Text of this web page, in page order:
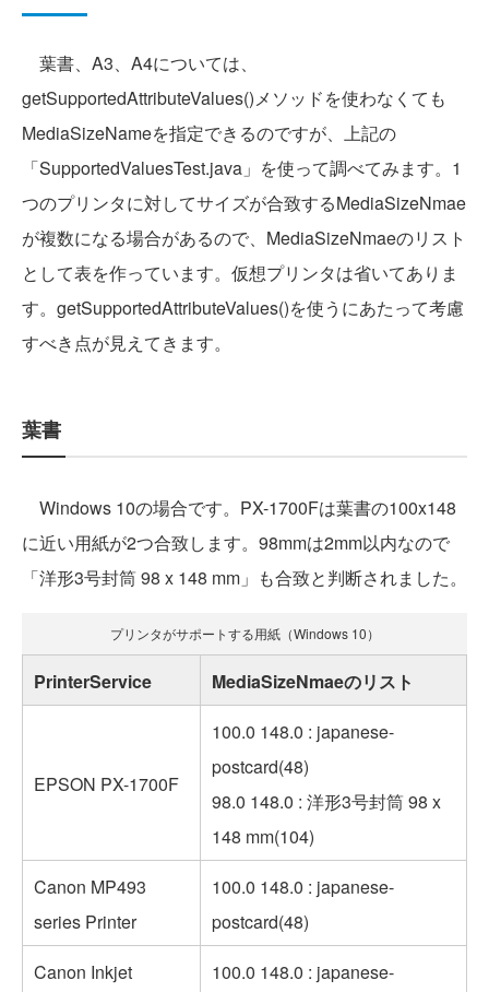
葉書、A3、A4については、
getSupportedAttributeValues()メソッドを使わなくても
MediaSizeNameを指定できるのですが、上記の
「SupportedValuesTest.java」を使って調べてみます。1
つのプリンタに対してサイズが合致するMediaSizeNmae
が複数になる場合があるので、MediaSizeNmaeのリスト
として表を作っています。仮想プリンタは省いてありま
す。getSupportedAttributeValues()を使うにあたって考慮
すべき点が見えてきます。
葉書
Windows 10の場合です。PX-1700Fは葉書の100x148
に近い用紙が2つ合致します。98mmは2mm以内なので
「洋形3号封筒 98 x 148 mm」も合致と判断されました。
プリンタがサポートする用紙（Windows 10）
PrinterService MediaSizeNmaeのリスト
EPSON PX-1700F
100.0 148.0 : japanese-
postcard(48)
98.0 148.0 : 洋形3号封筒 98 x
148 mm(104)
Canon MP493
series Printer
100.0 148.0 : japanese-
postcard(48)
Canon Inkjet
100.0 148.0 : japanese-